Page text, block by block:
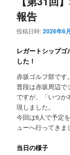
報告
投稿日時:2026年6
レガートシップ
した！
赤坂ゴルフ部です。
普段は赤坂周辺で
ですが、「いつか
現しました。
今回は6人で予定
ューへ行ってきま
当日の様子